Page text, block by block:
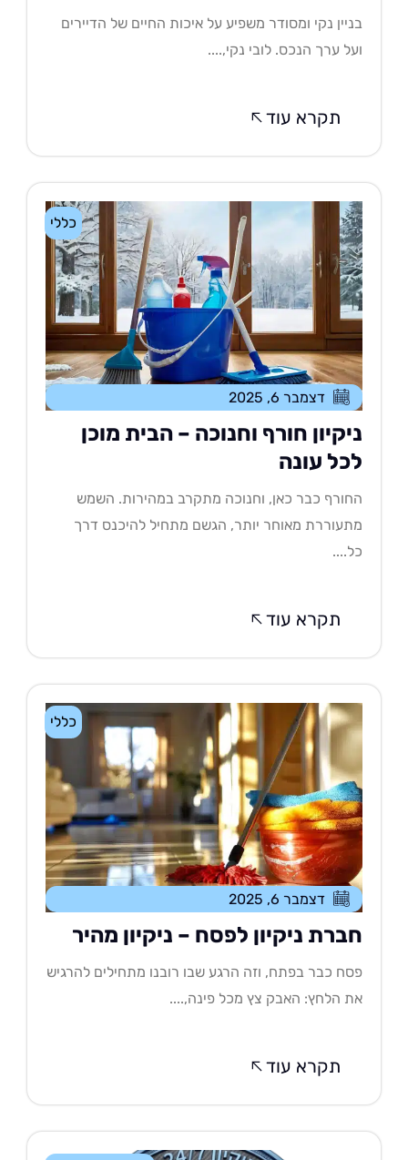
נקי ומסודר משפיע על איכות החיים של הדיירים
ערך הנכס. לובי נקי,....
תקרא עוד
כללי
דצמבר 6, 2025
חורף וחנוכה – הבית מוכן
עונה
כבר כאן, וחנוכה מתקרב במהירות. השמש
מאוחר יותר, הגשם מתחיל להיכנס דרך
תקרא עוד
כללי
דצמבר 6, 2025
ניקיון לפסח – ניקיון מהיר
כבר בפתח, וזה הרגע שבו רובנו מתחילים להרגיש
הלחץ: האבק צץ מכל פינה,....
תקרא עוד